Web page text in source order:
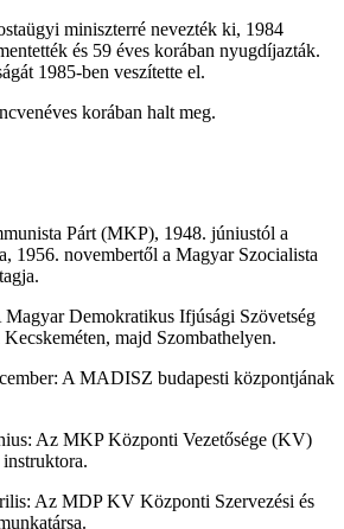
miniszterré nevezték ki, 1984
és 59 éves korában nyugdíjazták.
1985-ben veszítette el.
korában halt meg.
Párt (MKP), 1948. júniustól a
1956. novembertől a Magyar Szocialista
Demokratikus Ifjúsági Szövetség
majd Szombathelyen.
A MADISZ budapesti központjának
Az MKP Központi Vezetősége (KV)
Az MDP KV Központi Szervezési és